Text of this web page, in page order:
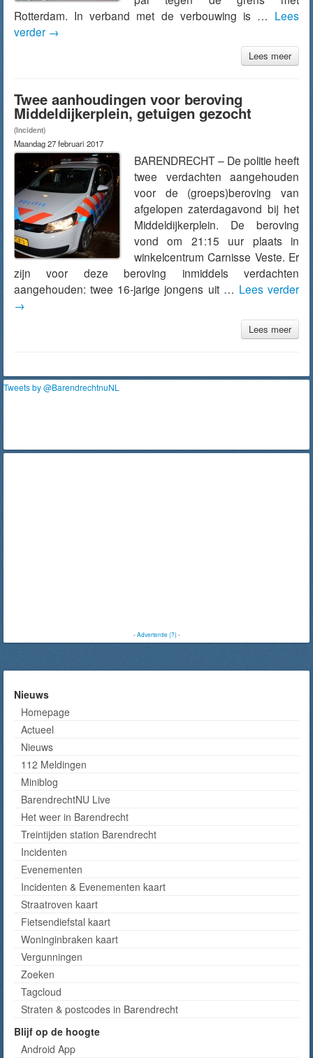
Rotterdam. In verband met de verbouwing is … Lees
verder →
Lees meer
Twee aanhoudingen voor beroving
Middeldijkerplein, getuigen gezocht
(Incident)
Maandag 27 februari 2017
BARENDRECHT – De politie heeft
twee verdachten aangehouden
voor de (groeps)beroving van
afgelopen zaterdagavond bij het
Middeldijkerplein. De beroving
vond om 21:15 uur plaats in
winkelcentrum Carnisse Veste. Er
zijn voor deze beroving inmiddels verdachten
aangehouden: twee 16-jarige jongens uit … Lees verder
→
Lees meer
Tweets by @BarendrechtnuNL
-Advertentie (?)-
Nieuws
Homepage
Actueel
Nieuws
112 Meldingen
Miniblog
BarendrechtNU Live
Het weer in Barendrecht
Treintijden station Barendrecht
Incidenten
Evenementen
Incidenten & Evenementen kaart
Straatroven kaart
Fietsendiefstal kaart
Woninginbraken kaart
Vergunningen
Zoeken
Tagcloud
Straten & postcodes in Barendrecht
Blijf op de hoogte
Android App